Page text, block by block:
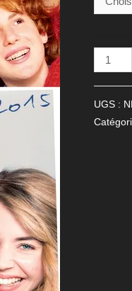
quantité
de
UGS :